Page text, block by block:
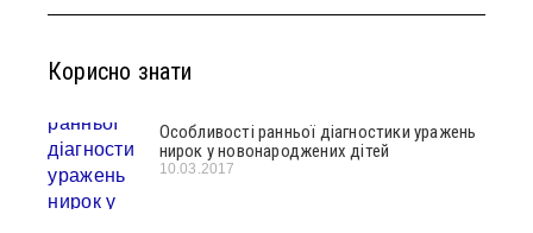
Корисно знати
Особливості ранньої діагностики уражень
нирок у новонароджених дітей
10.03.2017